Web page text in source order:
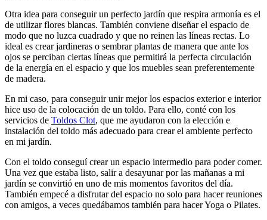
Otra idea para conseguir un perfecto jardín que respira armonía es el
de utilizar flores blancas. También conviene diseñar el espacio de
modo que no luzca cuadrado y que no reinen las líneas rectas. Lo
ideal es crear jardineras o sembrar plantas de manera que ante los
ojos se perciban ciertas líneas que permitirá la perfecta circulación
de la energía en el espacio y que los muebles sean preferentemente
de madera.
En mi caso, para conseguir unir mejor los espacios exterior e interior
hice uso de la colocación de un toldo. Para ello, conté con los
servicios de Toldos Clot, que me ayudaron con la elección e
instalación del toldo más adecuado para crear el ambiente perfecto
en mi jardín.
Con el toldo conseguí crear un espacio intermedio para poder comer.
Una vez que estaba listo, salir a desayunar por las mañanas a mi
jardín se convirtió en uno de mis momentos favoritos del día.
También empecé a disfrutar del espacio no solo para hacer reuniones
con amigos, a veces quedábamos también para hacer Yoga o Pilates.